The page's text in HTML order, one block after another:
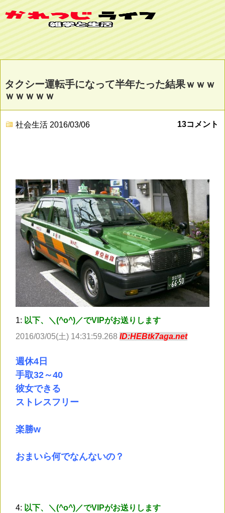
タクシー運転手になって半年たった結果ｗｗｗ
ｗｗｗｗｗ
社会生活 2016/03/06 13コメント
1: 以下、＼(^o^)／でVIPがお送りします
2016/03/05(土) 14:31:59.268 ID:HEBtk7aga.net
週休4日
手取32～40
彼女できる
ストレスフリー
楽勝w
おまいら何でなんないの？
4: 以下、＼(^o^)／でVIPがお送りします